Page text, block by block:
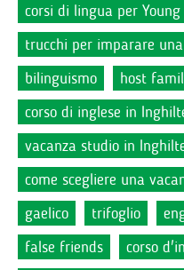
corsi di lingua per
trucchi per imparare
bilinguismo
host
corso di inglese in
vacanza studio in
come scegliere una
gaelico
trifoglio
false friends
corso